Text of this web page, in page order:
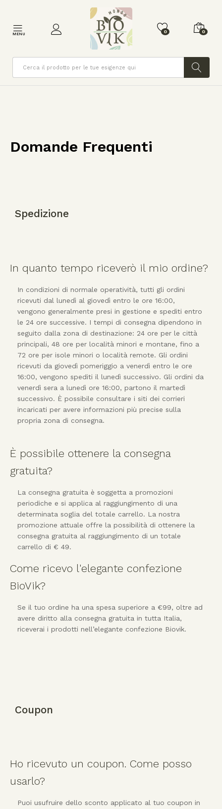
MENU 0 0
Cerca
Domande Frequenti​
Spedizione
In quanto tempo riceverò il mio ordine?
In condizioni di normale operatività, tutti gli ordini
ricevuti dal lunedì al giovedì entro le ore 16:00,
vengono generalmente presi in gestione e spediti entro
le 24 ore successive. I tempi di consegna dipendono in
seguito dalla zona di destinazione: 24 ore per le città
principali, 48 ore per località minori e montane, fino a
72 ore per isole minori o località remote. Gli ordini
ricevuti da giovedì pomeriggio a venerdì entro le ore
16:00, vengono spediti il lunedì successivo. Gli ordini da
venerdì sera a lunedì ore 16:00, partono il martedì
successivo. È possibile consultare i siti dei corrieri
incaricati per avere informazioni più precise sulla
propria zona di consegna.
È possibile ottenere la consegna
gratuita?
La consegna gratuita è soggetta a promozioni
periodiche e si applica al raggiungimento di una
determinata soglia del totale carrello. La nostra
promozione attuale offre la possibilità di ottenere la
consegna gratuita al raggiungimento di un totale
carrello di € 49.
Come ricevo l'elegante confezione
BioVik?
Se il tuo ordine ha una spesa superiore a €99, oltre ad
avere diritto alla consegna gratuita in tutta Italia,
riceverai i prodotti nell’elegante confezione Biovik.
Coupon
Ho ricevuto un coupon. Come posso
usarlo?
Puoi usufruire dello sconto applicato al tuo coupon in